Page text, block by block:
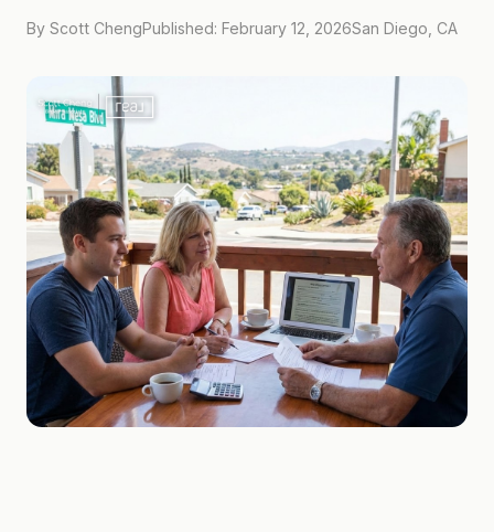
By Scott ChengPublished: February 12, 2026San Diego, CA